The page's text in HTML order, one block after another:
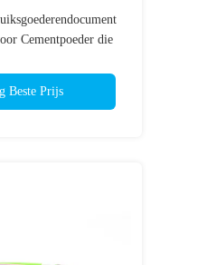
Cementpoeder die
Beste Prijs